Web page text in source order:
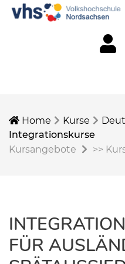
Home Kurse
Integrationskurse
Kursangebote
>>
FÜR